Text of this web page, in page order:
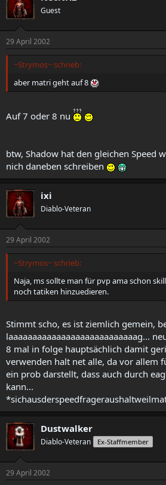
Guest
29 April 2002
~Strymos~ schrieb:
aber matri geht auf 8
Auf 7 oder 8 nu
btw, Shadow hat den gleichen Speed
nich daneben schreiben
ixi
Diablo-Veteran
29 April 2002
~Strymos~ schrieb:
Naja, ms sollte man für pvp ama schon
noch tatiken hinzuedieren.
Stimmt scho, es ist ziemlich gemein,
laaaaaaaaaaaaaaaaaaaaaaaaaaag...
8 mal in folge hauptsächlich damit
verwenden halt net alle, da vor allem
ein prob darstellt, dass auch durch
kann...
Dustwalker
Diablo-Veteran Ex-Staffmember
29 April 2002